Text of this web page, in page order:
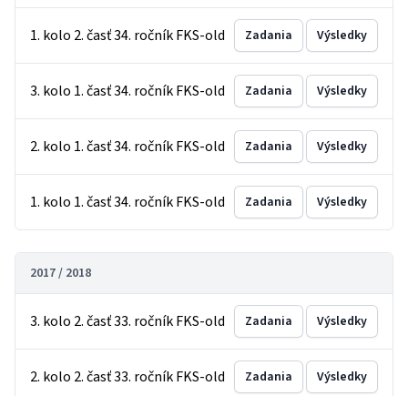
1. kolo 2. časť 34. ročník FKS-old Zadania Výsledky
3. kolo 1. časť 34. ročník FKS-old Zadania Výsledky
2. kolo 1. časť 34. ročník FKS-old Zadania Výsledky
1. kolo 1. časť 34. ročník FKS-old Zadania Výsledky
2017 / 2018
3. kolo 2. časť 33. ročník FKS-old Zadania Výsledky
2. kolo 2. časť 33. ročník FKS-old Zadania Výsledky